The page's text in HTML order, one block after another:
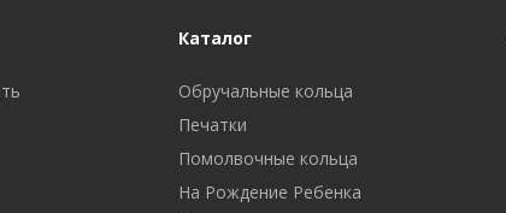
Каталог
Обручальные кольца
Печатки
Помолвочные кольца
На Рождение Ребенка